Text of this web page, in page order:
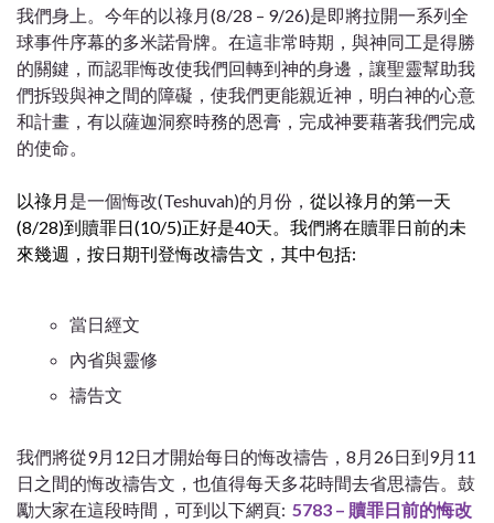
我們身上。今年的以祿月(8/28 – 9/26)是即將拉開一系列全
球事件序幕的多米諾骨牌。在這非常時期，與神同工是得勝
的關鍵，而認罪悔改使我們回轉到神的身邊，讓聖靈幫助我
們拆毀與神之間的障礙，使我們更能親近神，明白神的心意
和計畫，有以薩迦洞察時務的恩膏，完成神要藉著我們完成
的使命。
以祿月 是一個悔改(Teshuvah)的月份， 從以祿月的第一天
(8/28)到贖罪日(10/5)正好是40天。我們將在贖罪日前的未
來幾週，按日期刊登悔改禱告文，其中包括:
當日經文
內省與靈修
禱告文
我們將從9月12日才開始每日的悔改禱告，8月26日到9月11
日之間的悔改禱告文，也值得每天多花時間去省思禱告。鼓
勵大家在這段時間，可到以下網頁: 5783 – 贖罪日前的悔改